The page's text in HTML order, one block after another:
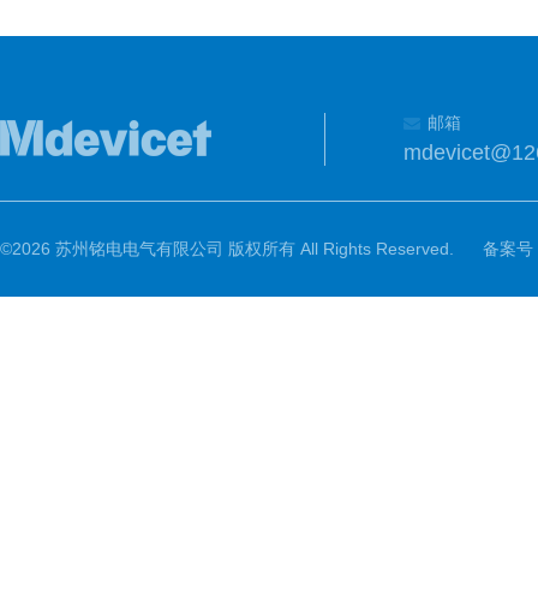
邮箱
©2026 苏州铭电电气有限公司 版权所有 All Rights Reserved. 备案号